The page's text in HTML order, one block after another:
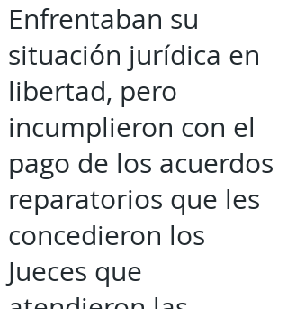
Enfrentaban su
situación jurídica en
libertad, pero
incumplieron con el
pago de los acuerdos
reparatorios que les
concedieron los
Jueces que